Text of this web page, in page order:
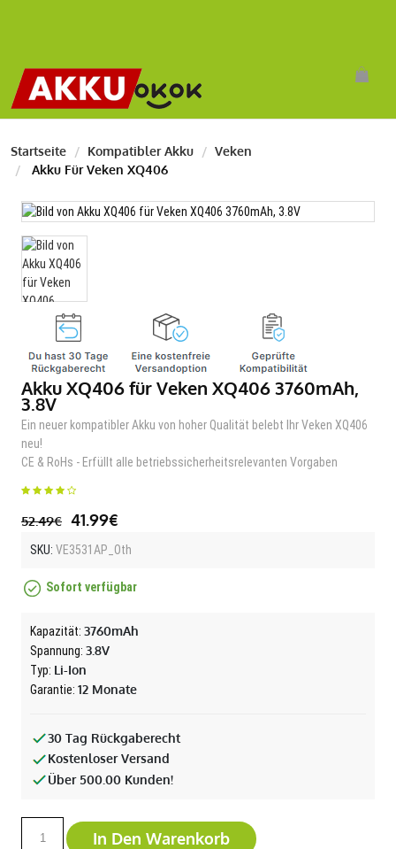
Startseite Kompatibler Akku
Veken
Akku Für Veken XQ406
Akku XQ406 für Veken XQ406 3760mAh,
3.8V
Ein neuer kompatibler Akku von hoher Qualität belebt Ihr Veken XQ406
neu!
CE & RoHs - Erfüllt alle betriebssicherheitsrelevanten Vorgaben
52.49€ 41.99€
SKU: VE3531AP_Oth
Sofort verfügbar
Kapazität: 3760mAh
Spannung: 3.8V
Typ: Li-Ion
Garantie: 12 Monate
30 Tag Rückgaberecht
Kostenloser Versand
Über 500.00 Kunden!
In Den Warenkorb